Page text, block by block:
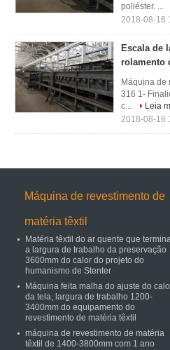
poliéster. ...
2018-08-16
Escala de
rolamento
Máquina de
316 1-
c...
Leia
2018-08-16
Máquina de revestimento de
matéria têxtil
Matéria têxtil do ar quente que
a largura de trabalho da preservação
3600mm do calor do projeto do
humanismo de Stenter
Máquina feita malha do ajuste do
da tela, largura de trabalho 1200-
3400mm do equipamento do
revestimento de matéria têxtil
máquina de revestimento de matéria
têxtil de 1400-3800mm com 1 ano